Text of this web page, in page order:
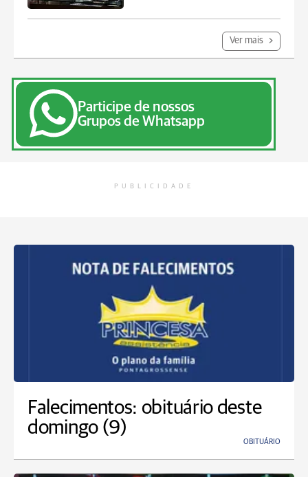
Ver mais
Participe de nossos
Grupos de Whatsapp
PUBLICIDADE
Falecimentos: obituário deste
domingo (9)
OBITUÁRIO